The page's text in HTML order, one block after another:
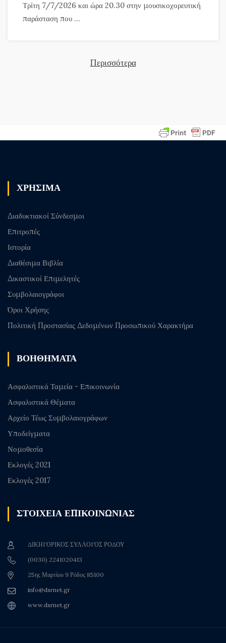
Τρίτη 7/7/2026 και ώρα 20.30 στην μουσικοχορευτική
παράσταση που ...
Περισσότερα
ΧΡΗΣΙΜΑ
Διαδυκτιακοί Σύνδεσμοι
Επιτροπές
Ιστορία
Διαθέσιμα Βιβλία
Δικαστικοί Επιμελητές
Συμβολαιογράφοι
Όροι Χρήσης
Πολιτική Προστασίας Δεδομένων Προσωπικού Χαρακτήρα
ΒΟΗΘΗΜΑΤΑ
Ασφαλιστικά Ταμεία - Επικοινωνία
Ασφαλιστικά Θέματα
Αρχείο Τέως Συμβολαιογράφων
Υποδείγματα
Νομοθεσία
Εκλογές 2021
Εκλογές 2017
ΣΤΟΙΧΕΙΑ ΕΠΙΚΟΙΝΩΝΙΑΣ
ΔΙΚΗΓΟΡΙΚΟΣ ΣΥΛΛΟΓΟΣ ΡΟΔΟΥ
(0030) 2241020413
25ης Μαρτίου 9 Ρόδος 85100
info@dsrnet.gr
www.dsrnet.gr